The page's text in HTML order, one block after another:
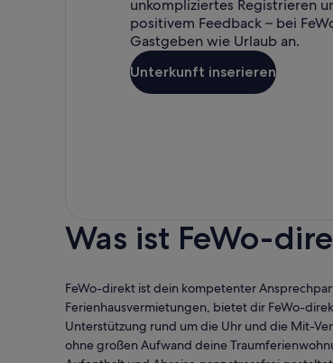
unkompliziertes Registrieren
positivem Feedback – bei
Gastgeben wie Urlaub an.
Unterkunft inserieren
Was ist FeWo-
FeWo-direkt ist dein kompetenter
Ferienhausvermietungen, bietet dir FeWo-
Unterstützung rund um die Uhr und die Mit-
ohne großen Aufwand deine